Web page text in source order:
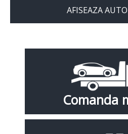
AFISEAZA
Comanda